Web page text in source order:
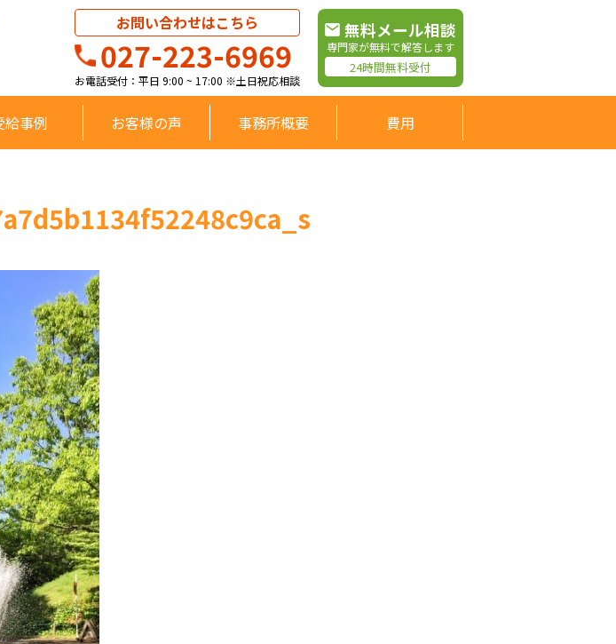
お問い合わせはこちら
027-223-6969
お電話受付：平日 9:00 ~ 17:00 ※土日祝応相談
無料メール相談
専門家が無料で解答します
24時間無料受付
給事例 お客様の声 事務所概要 費用